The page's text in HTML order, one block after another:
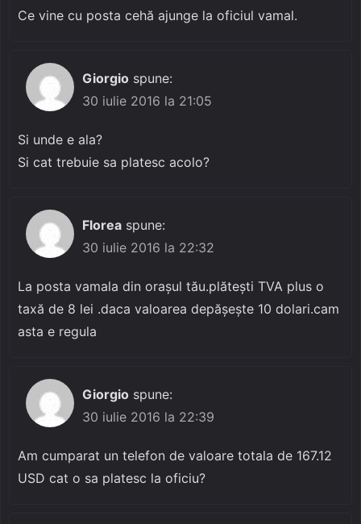
Ce vine cu posta cehă ajunge la oficiul vamal.
Giorgio spune:
30 iulie 2016 la 21:05
Si unde e ala?
Si cat trebuie sa platesc acolo?
Florea spune:
30 iulie 2016 la 22:32
La posta vamala din orașul tău.plătești TVA plus o
taxă de 8 lei .daca valoarea depășește 10 dolari.cam
asta e regula
Giorgio spune:
30 iulie 2016 la 22:39
Am cumparat un telefon de valoare totala de 167.12
USD cat o sa platesc la oficiu?